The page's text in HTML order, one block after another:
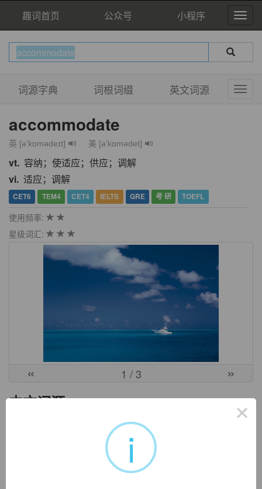
趣词首页 公众号 小程序
词源字典 词根词缀 英文词源
accommodate
英 [ə'kɒmədeɪt] 美 [ə'kɑmədet]
vt. 容纳；使适应；供应；调解
vi. 适应；调解
CET6 TEM4 CET4 IELTS GRE 考 研 TOEFL
使用频率:
星级词汇:
« 1 / 3 »
中文词源
前缀ac-同ad-. 前缀com-,强调。词根mod, 模式，合适。指使
×
i